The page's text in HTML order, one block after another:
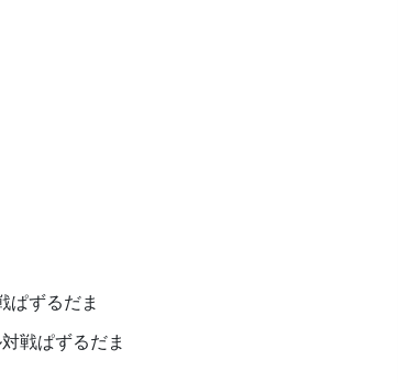
ぱずるだま
戦ぱずるだま